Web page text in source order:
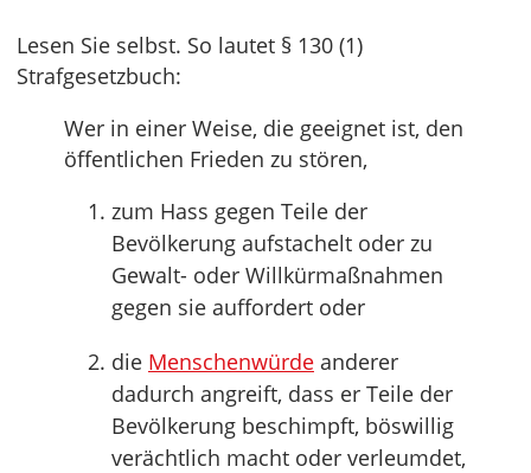
Lesen Sie selbst. So lautet § 130 (1)
Strafgesetzbuch:
Wer in einer Weise, die geeignet ist, den
öffentlichen Frieden zu stören,
zum Hass gegen Teile der
Bevölkerung aufstachelt oder zu
Gewalt- oder Willkürmaßnahmen
gegen sie auffordert oder
die Menschenwürde anderer
dadurch angreift, dass er Teile der
Bevölkerung beschimpft, böswillig
verächtlich macht oder verleumdet,